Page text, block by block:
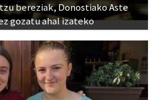
bereziak, Donostiako Aste
gozatu ahal izateko